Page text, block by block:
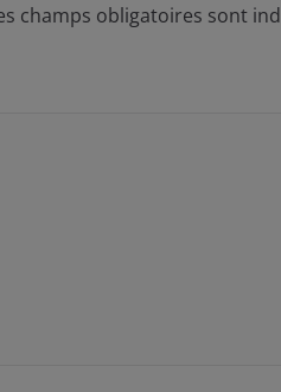
champs obligatoires sont